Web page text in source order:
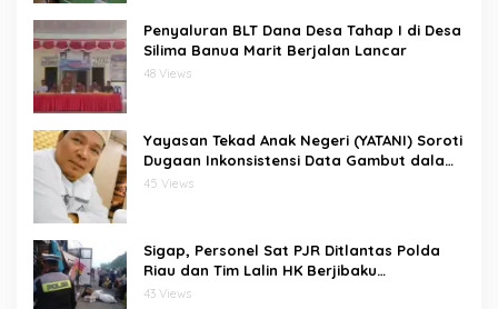
Penyaluran BLT Dana Desa Tahap I di Desa
Silima Banua Marit Berjalan Lancar
48 Views
Yayasan Tekad Anak Negeri (YATANI) Soroti
Dugaan Inkonsistensi Data Gambut dalam
Proses Pembebasan HKm Dayun dari
45 Views
Sigap, Personel Sat PJR Ditlantas Polda
Riau dan Tim Lalin HK Berjibaku
Selamatkan Korban Kecelakaan di Tol
43 Views